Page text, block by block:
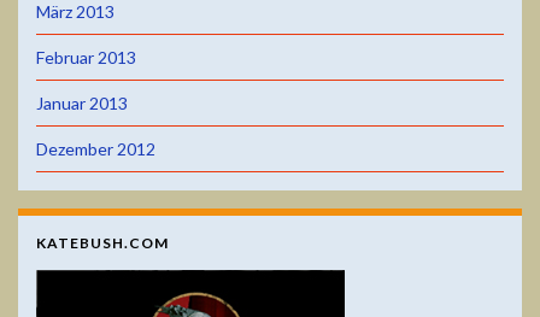
März 2013
Februar 2013
Januar 2013
Dezember 2012
KATEBUSH.COM